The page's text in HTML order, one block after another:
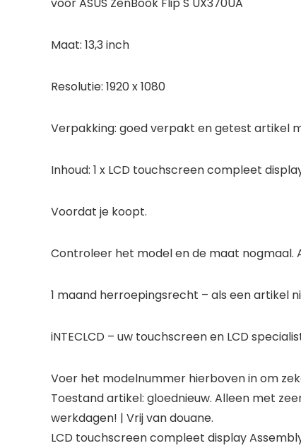
Maat: 13,3 inch
Resolutie: 1920 x 1080
Verpakking: goed verpakt en getest artikel
Inhoud: 1 x LCD touchscreen compleet
Voordat je koopt.
Controleer het model en de maat nogmaal.
1 maand herroepingsrecht – als een artikel
iNTECLCD – uw touchscreen en LCD
Voer het modelnummer hierboven in om
Toestand artikel: gloednieuw. Alleen met
werkdagen! | Vrij van douane.
LCD touchscreen compleet display Assembly